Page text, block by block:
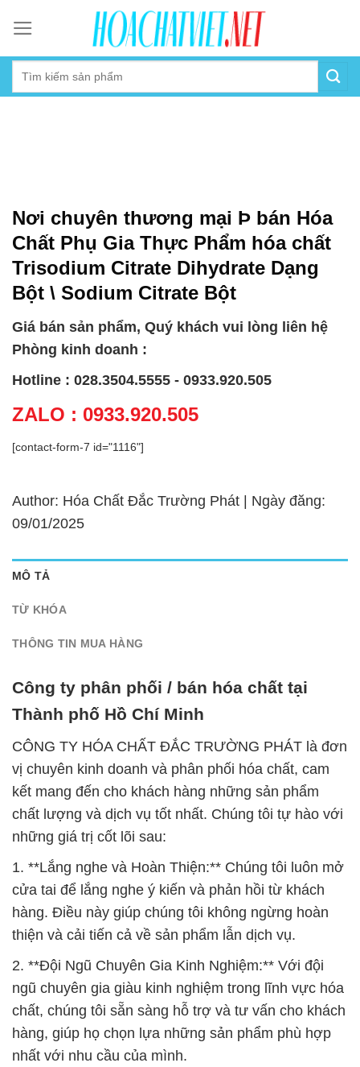
content
Nơi chuyên thương mại Þ bán Hóa
Chất Phụ Gia Thực Phẩm hóa chất
Trisodium Citrate Dihydrate Dạng
Bột \ Sodium Citrate Bột
Giá bán sản phẩm, Quý khách vui lòng liên hệ
Phòng kinh doanh :
Hotline : 028.3504.5555 - 0933.920.505
ZALO : 0933.920.505
[contact-form-7 id="1116"]
Author: Hóa Chất Đắc Trường Phát | Ngày đăng:
09/01/2025
MÔ TẢ
TỪ KHÓA
THÔNG TIN MUA HÀNG
Công ty phân phối / bán hóa chất tại
Thành phố Hồ Chí Minh
CÔNG TY HÓA CHẤT ĐẮC TRƯỜNG PHÁT là đơn
vị chuyên kinh doanh và phân phối hóa chất, cam
kết mang đến cho khách hàng những sản phẩm
chất lượng và dịch vụ tốt nhất. Chúng tôi tự hào với
những giá trị cốt lõi sau:
1. **Lắng nghe và Hoàn Thiện:** Chúng tôi luôn mở
cửa tai để lắng nghe ý kiến và phản hồi từ khách
hàng. Điều này giúp chúng tôi không ngừng hoàn
thiện và cải tiến cả về sản phẩm lẫn dịch vụ.
2. **Đội Ngũ Chuyên Gia Kinh Nghiệm:** Với đội
ngũ chuyên gia giàu kinh nghiệm trong lĩnh vực hóa
chất, chúng tôi sẵn sàng hỗ trợ và tư vấn cho khách
hàng, giúp họ chọn lựa những sản phẩm phù hợp
nhất với nhu cầu của mình.